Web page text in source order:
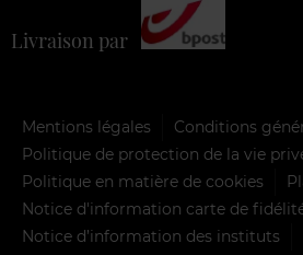
Livraison par
Mentions légales
Conditions
Politique de protection de la vie
Politique en matière de cookies
Notice d'information carte de
Notice d’information des instituts